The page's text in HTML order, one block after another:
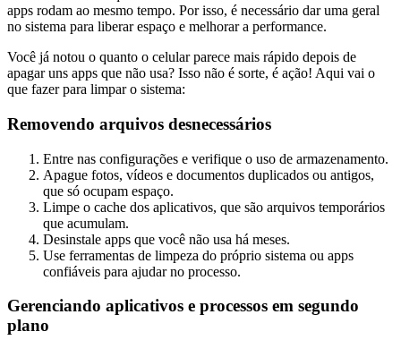
apps rodam ao mesmo tempo. Por isso, é necessário dar uma geral
no sistema para liberar espaço e melhorar a performance.
Você já notou o quanto o celular parece mais rápido depois de
apagar uns apps que não usa? Isso não é sorte, é ação! Aqui vai o
que fazer para limpar o sistema:
Removendo arquivos desnecessários
Entre nas configurações e verifique o uso de armazenamento.
Apague fotos, vídeos e documentos duplicados ou antigos,
que só ocupam espaço.
Limpe o cache dos aplicativos, que são arquivos temporários
que acumulam.
Desinstale apps que você não usa há meses.
Use ferramentas de limpeza do próprio sistema ou apps
confiáveis para ajudar no processo.
Gerenciando aplicativos e processos em segundo
plano